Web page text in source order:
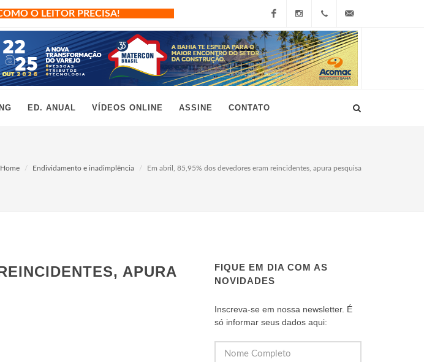
O LEITOR PRECISA!
FacebookInstagram
+55
(11)
grau10@grau10.com.br
ED. ANUAL VÍDEOS ONLINE ASSINE CONTATO
Home Endividamento e inadimplência Em abril, 85,95% dos devedores eram reincidentes, apura pesquisa
APURA
FIQUE EM DIA COM AS
NOVIDADES
Inscreva-se em nossa newsletter. É
só informar seus dados aqui: